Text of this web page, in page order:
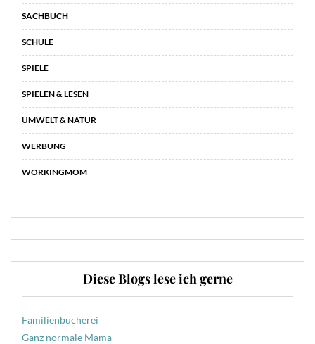
SACHBUCH
SCHULE
SPIELE
SPIELEN & LESEN
UMWELT & NATUR
WERBUNG
WORKINGMOM
Diese Blogs lese ich gerne
Familienbücherei
Ganz normale Mama